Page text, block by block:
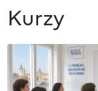
Kurzy